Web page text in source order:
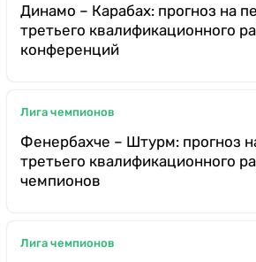
Динамо – Карабах: прогноз на
третьего квалификационного
конференций
Лига чемпионов
Фенербахче – Штурм: прогноз
третьего квалификационного
чемпионов
Лига чемпионов